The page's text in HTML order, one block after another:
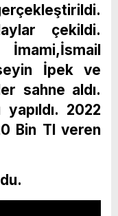
çekildi.
İpek ve
sahne aldı.
yapıldı. 2022
Bin Tl veren